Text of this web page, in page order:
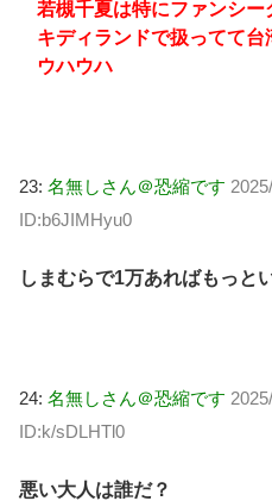
若槻千夏は特にファンシ
キディランドで扱ってて
ウハウハ
23: 名無しさん＠恐縮です
ID:b6JIMHyu0
しまむらで1万あればもっと
24: 名無しさん＠恐縮です
ID:k/sDLHTl0
悪い大人は誰だ？